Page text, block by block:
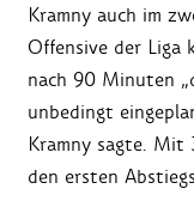
Kramny auch im
Offensive der Liga
nach 90 Minuten
unbedingt
Kramny sagte.
den ersten